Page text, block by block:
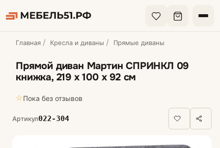
Главная Кресла и диваны Прямые диваны
Прямой диван Мартин СПРИНКЛ 09
книжка, 219 х 100 х 92 см
☆Пока без отзывов
Артикул022-304